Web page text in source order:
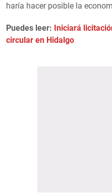
haría hacer posible la
Puedes leer: Iniciará
circular en Hidalgo